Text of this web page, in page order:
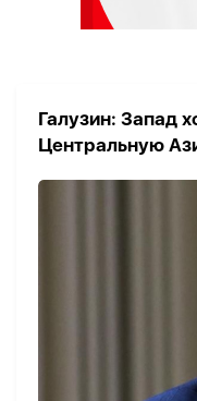
Галузин: Запад
Центральную